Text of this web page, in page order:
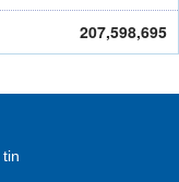
207,598,695